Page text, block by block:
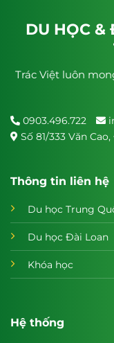
DU HỌC &
Trác Việt luôn
0903.496.722
Số 81/333 Văn
Thông tin liên hệ
Du học Trung
Du học Đài Loan
Khóa học
Hệ thống